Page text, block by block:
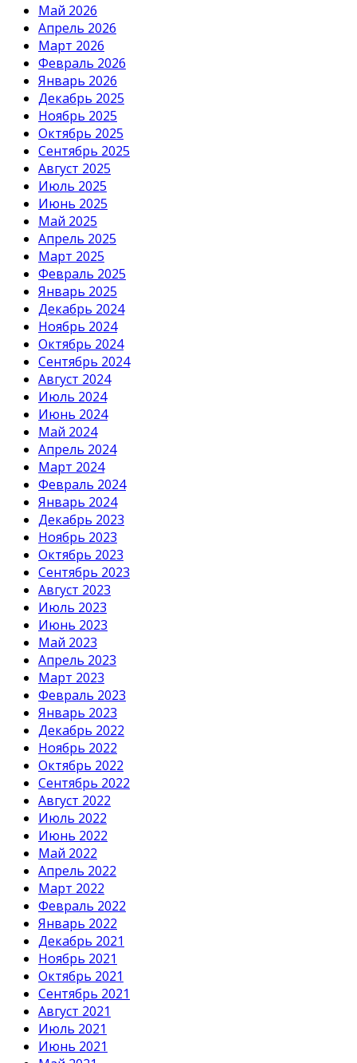
Май 2026
Апрель 2026
Март 2026
Февраль 2026
Январь 2026
Декабрь 2025
Ноябрь 2025
Октябрь 2025
Сентябрь 2025
Август 2025
Июль 2025
Июнь 2025
Май 2025
Апрель 2025
Март 2025
Февраль 2025
Январь 2025
Декабрь 2024
Ноябрь 2024
Октябрь 2024
Сентябрь 2024
Август 2024
Июль 2024
Июнь 2024
Май 2024
Апрель 2024
Март 2024
Февраль 2024
Январь 2024
Декабрь 2023
Ноябрь 2023
Октябрь 2023
Сентябрь 2023
Август 2023
Июль 2023
Июнь 2023
Май 2023
Апрель 2023
Март 2023
Февраль 2023
Январь 2023
Декабрь 2022
Ноябрь 2022
Октябрь 2022
Сентябрь 2022
Август 2022
Июль 2022
Июнь 2022
Май 2022
Апрель 2022
Март 2022
Февраль 2022
Январь 2022
Декабрь 2021
Ноябрь 2021
Октябрь 2021
Сентябрь 2021
Август 2021
Июль 2021
Июнь 2021